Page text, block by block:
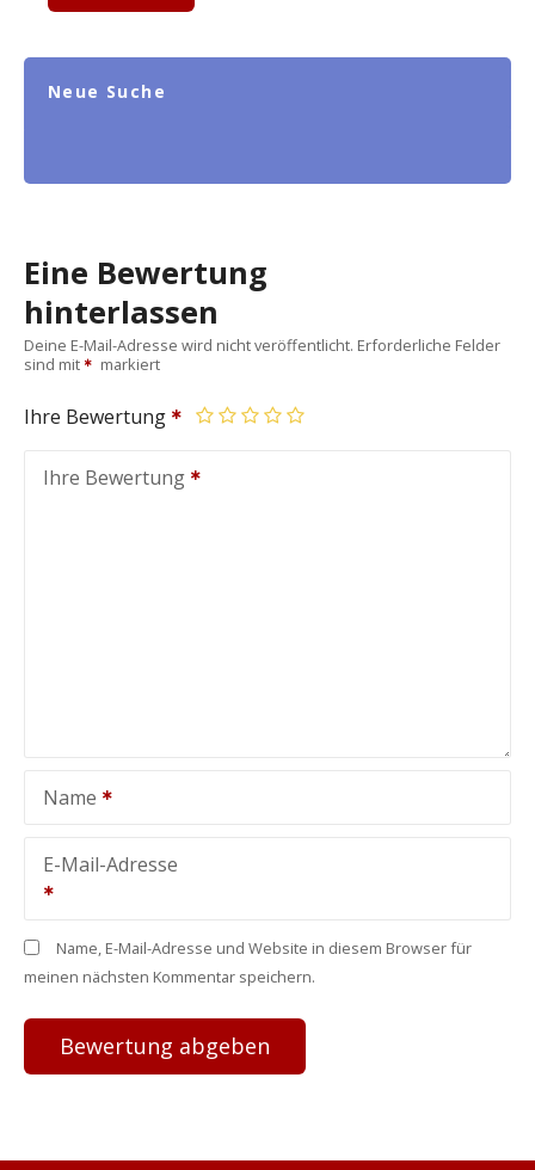
Neue Suche
Eine Bewertung
hinterlassen
Deine E-Mail-Adresse wird nicht veröffentlicht. Erforderliche Felder
sind mit
markiert
Ihre Bewertung
Ihre Bewertung
Name
E-Mail-Adresse
Name, E-Mail-Adresse und Website in diesem Browser für
meinen nächsten Kommentar speichern.